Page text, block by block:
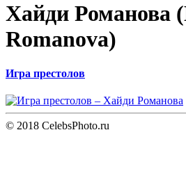
Хайди Романова
Romanova)
Игра престолов
© 2018 CelebsPhoto.ru